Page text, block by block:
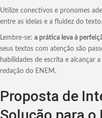
Utilize conectivos e pronomes
entre as ideias e a fluidez do texto.
Lembre-se: a prática leva à
seus textos com atenção são
habilidades de escrita e alcançar
redação do ENEM.
Proposta de